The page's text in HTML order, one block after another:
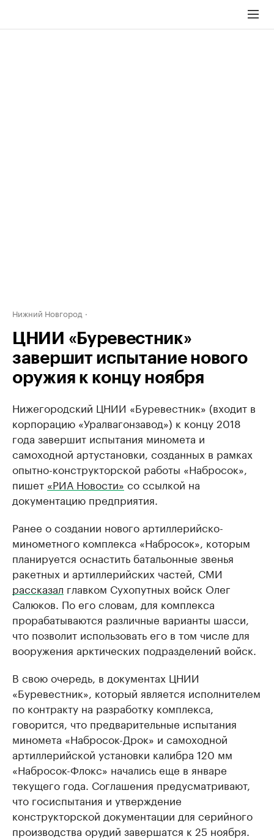
Нижний Новгород
ЦНИИ «​Буревестник»
завершит испытание нового
оружия к концу ноября
Нижегородский ЦНИИ ​«Буревестник​» (входит в
корпорацию «Уралвагонзавод​») к концу 2018
года завершит испытания миномета и
самоходной артустановки, созданных в рамках
опытно-конструкторской работы «Набросок​»,
пишет «​РИА Новости» со ссылкой на
документацию предприятия.
Ранее о создании нового артиллерийско-
минометного комплекса «Набросок​», которым
планируется оснастить батальонные звенья
ракетных и артиллерийских частей, СМИ
рассказал главком Сухопутных войск Олег
Салюков. По его словам, для комплекса
прорабатываются различные варианты шасси,
что позволит использовать его в том числе для
вооружения арктических подразделений войск.
В свою очередь, в документах ЦНИИ ​
«Буревестник​», который является исполнителем
по контракту на разработку комплекса,
говорится, что предварительные испытания
миномета «Набросок-Дрок» и самоходной
артиллерийской установки калибра 120 мм
«Набросок-Флокс» начались еще в январе
текущего года. Соглашения предусматривают,
что госиспытания и утверждение
конструкторской документации для серийного
производства орудий завершатся к 25 ноября.